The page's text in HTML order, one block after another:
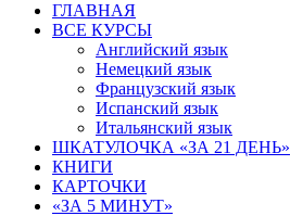
ГЛАВНАЯ
ВСЕ КУРСЫ
Английский язык
Немецкий язык
Французский язык
Испанский язык
Итальянский язык
ШКАТУЛОЧКА «ЗА 21 ДЕНЬ»
КНИГИ
КАРТОЧКИ
«ЗА 5 МИНУТ»